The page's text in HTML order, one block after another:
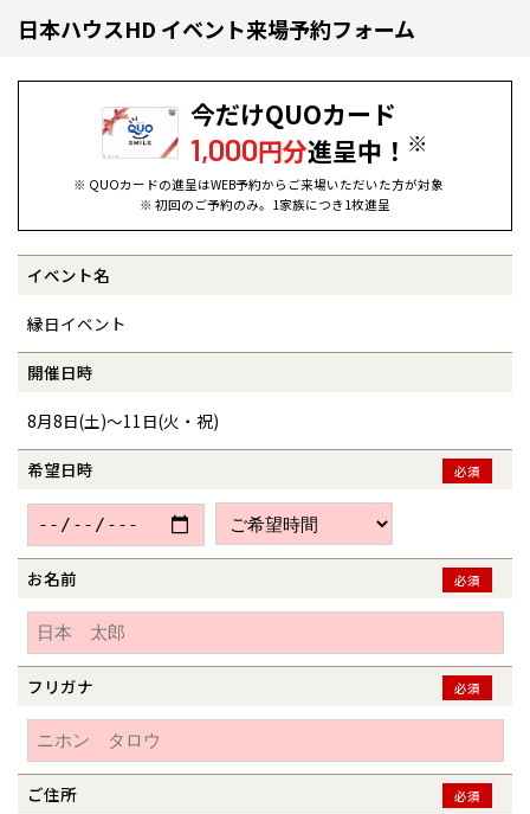
日本ハウスHD イベント来場予約フォーム
今だけQUOカード
1,000円分進呈中！ ※
※ QUOカードの進呈はWEB予約からご来場いただいた方が対象
※ 初回のご予約のみ。1家族につき1枚進呈
イベント名
縁日イベント
開催日時
8月8日(土)～11日(火・祝)
希望日時 必須
お名前 必須
フリガナ 必須
ご住所 必須
全国の展示場
北海道
札幌
道央
道北
道東
東北
青森
秋田
山形
宮城
福島
甲信越・北陸
新潟
長野
富山
石川
関東
神奈川
埼玉
千葉
愛知
岐阜
静岡
近畿
大阪
京都
中国・四国
岡山
九州
お近くのイベント
北海道
札幌
札幌
小樽
苫小牧千歳
小樽
道北
道南
道東
釧路
東北
青森県
青森
秋田県
秋田
岩手県
盛岡
山形県
宮城県
福島県
郡山
甲信越・北陸
新潟県
新潟
長岡
山梨県
甲府
長野県
長野
富山県
石川県
関東
神奈川県
横浜
相模
埼玉県
埼玉
愛知県
名古屋
岐阜県
静岡県
近畿
大阪府
大阪
京都府
京都
中国・四国
岡山県
岡山
九州